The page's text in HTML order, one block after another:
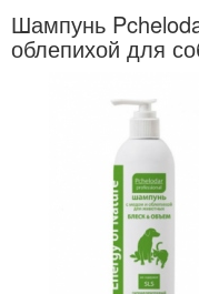
Шампунь
облепихой для